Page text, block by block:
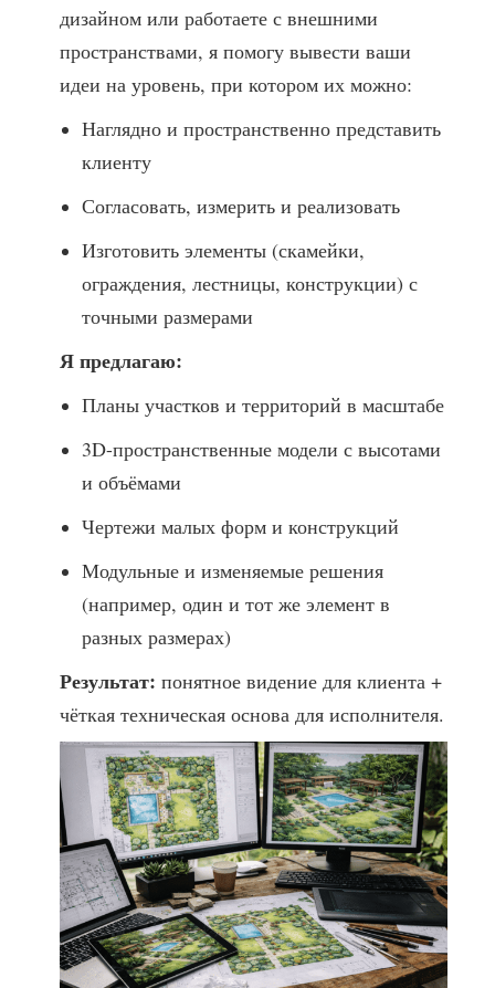
дизайном или работаете с внешними
пространствами, я помогу вывести ваши
идеи на уровень, при котором их можно:
Наглядно и пространственно представить
клиенту
Согласовать, измерить и реализовать
Изготовить элементы (скамейки,
ограждения, лестницы, конструкции) с
точными размерами
Я предлагаю:
Планы участков и территорий в масштабе
3D-пространственные модели с высотами
и объёмами
Чертежи малых форм и конструкций
Модульные и изменяемые решения
(например, один и тот же элемент в
разных размерах)
Результат: понятное видение для клиента +
чёткая техническая основа для исполнителя.